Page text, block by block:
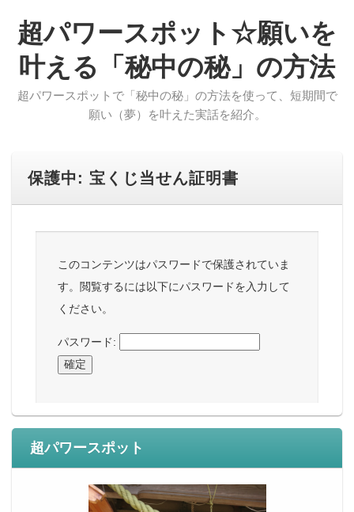
超パワースポット☆願いを
叶える「秘中の秘」の方法
超パワースポットで「秘中の秘」の方法を使って、短期間で
願い（夢）を叶えた実話を紹介。
保護中: 宝くじ当せん証明書
このコンテンツはパスワードで保護されていま
す。閲覧するには以下にパスワードを入力して
ください。
パスワード:
超パワースポット